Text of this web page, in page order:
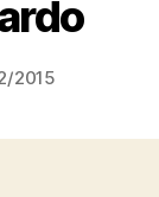
2015